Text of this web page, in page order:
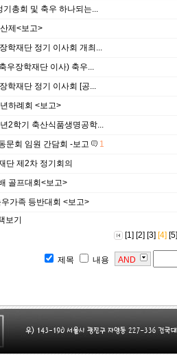
기총회 및 축우 하나되는...
제<보고>
학재단 정기 이사회 개최...
우장학재단 이사) 축우...
학재단 정기 이사회 [공...
하례회 <보고>
2학기 축산식품생명공학...
문회 임원 간담회 -보고
1
단 제2차 정기회의
골프대회<보고>
가족 등반대회 <보고>
보기
[1] [2] [3] [4] [5]
제목 내용 AND